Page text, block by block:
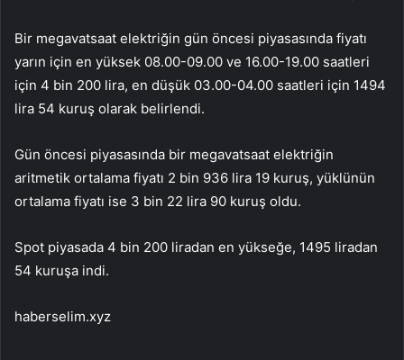
Bir megavatsaat elektriğin gün öncesi piyasasında fiyatı
yarın için en yüksek 08.00-09.00 ve 16.00-19.00 saatleri
için 4 bin 200 lira, en düşük 03.00-04.00 saatleri için 1494
lira 54 kuruş olarak belirlendi.
Gün öncesi piyasasında bir megavatsaat elektriğin
aritmetik ortalama fiyatı 2 bin 936 lira 19 kuruş, yüklünün
ortalama fiyatı ise 3 bin 22 lira 90 kuruş oldu.
Spot piyasada 4 bin 200 liradan en yükseğe, 1495 liradan
54 kuruşa indi.
haberselim.xyz